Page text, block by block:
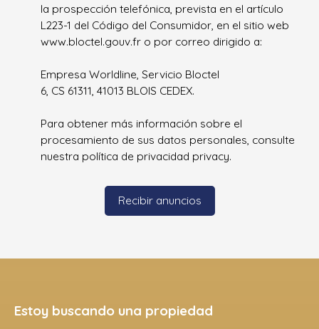
la prospección telefónica, prevista en el artículo
L223-1 del Código del Consumidor, en el sitio web
www.bloctel.gouv.fr o por correo dirigido a:
Empresa Worldline, Servicio Bloctel
6, CS 61311, 41013 BLOIS CEDEX.
Para obtener más información sobre el
procesamiento de sus datos personales, consulte
nuestra política de privacidad privacy.
Recibir anuncios
Estoy buscando una propiedad